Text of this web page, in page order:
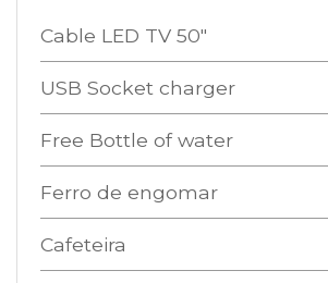
Cable LED TV 50"
USB Socket charger
Free Bottle of water
Ferro de engomar
Cafeteira